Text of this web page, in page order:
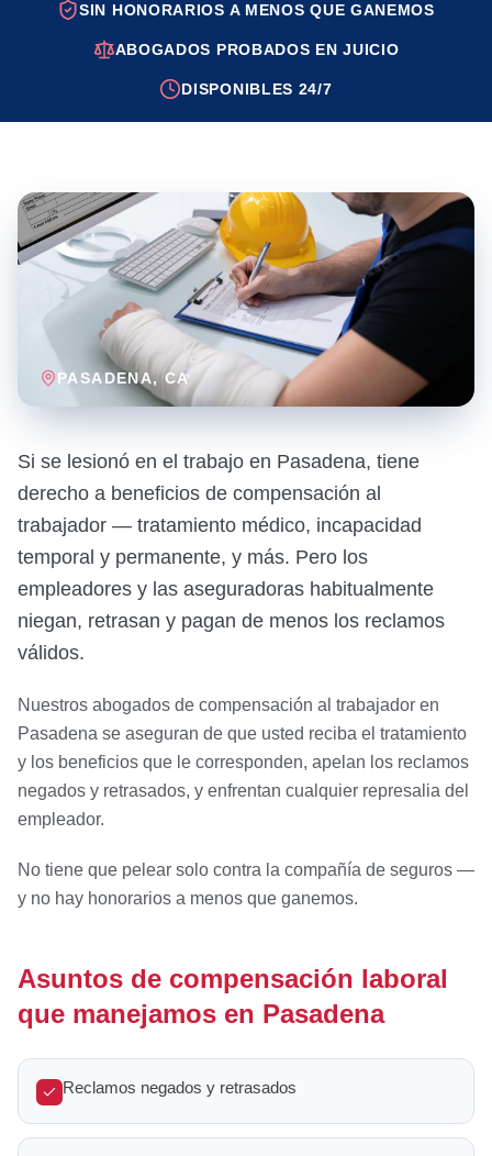
SIN HONORARIOS A MENOS QUE GANEMOS
ABOGADOS PROBADOS EN JUICIO
DISPONIBLES 24/7
PASADENA, CA
Si se lesionó en el trabajo en Pasadena, tiene
derecho a beneficios de compensación al
trabajador — tratamiento médico, incapacidad
temporal y permanente, y más. Pero los
empleadores y las aseguradoras habitualmente
niegan, retrasan y pagan de menos los reclamos
válidos.
Nuestros abogados de compensación al trabajador en
Pasadena se aseguran de que usted reciba el tratamiento
y los beneficios que le corresponden, apelan los reclamos
negados y retrasados, y enfrentan cualquier represalia del
empleador.
No tiene que pelear solo contra la compañía de seguros —
y no hay honorarios a menos que ganemos.
Asuntos de compensación laboral
que manejamos en Pasadena
Reclamos negados y retrasados